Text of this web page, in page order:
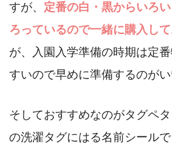
すが、 定番の白・黒からいろ
ろっているので一緒に購入し
が、入園入学準備の時期は定
すいので早めに準備するのがい
そしておすすめなのがタグペ
の洗濯タグにはる名前シール